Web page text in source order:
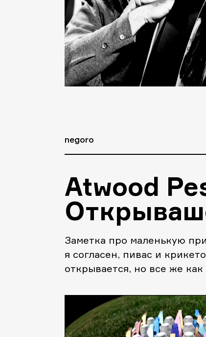
negoro
Atwood
Заметка про маленькую
я согласен, пивас и
открывается, но все же